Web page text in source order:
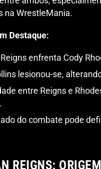
na WrestleMania.
Destaque:
enfrenta Cody
lesionou-se,
entre Reigns e
do combate pode
REIGNS: